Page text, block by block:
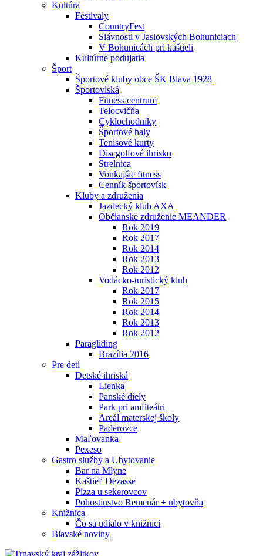
Kultúra
Festivaly
CountryFest
Slávnosti v Jaslovských Bohuniciach
V Bohunicách pri kaštieli
Kultúrne podujatia
Šport
Športové kluby obce ŠK Blava 1928
Športoviská
Fitness centrum
Telocvičňa
Cyklochodníky
Športové haly
Tenisové kurty
Discgolfové ihrisko
Strelnica
Vonkajšie fitness
Cenník športovísk
Kluby a združenia
Jazdecký klub AXA
Občianske združenie MEANDER
Rok 2019
Rok 2017
Rok 2014
Rok 2013
Rok 2012
Vodácko-turistický klub
Rok 2017
Rok 2015
Rok 2014
Rok 2013
Rok 2012
Paragliding
Brazília 2016
Pre deti
Detské ihriská
Lienka
Panské diely
Park pri amfiteátri
Areál materskej školy
Paderovce
Maľovanka
Pexeso
Gastro služby a Ubytovanie
Bar na Mlyne
Kaštieľ Dezasse
Pizza u sekerovcov
Pohostinstvo Remenár + ubytovňa
Knižnica
Čo sa udialo v knižnici
Blavské noviny